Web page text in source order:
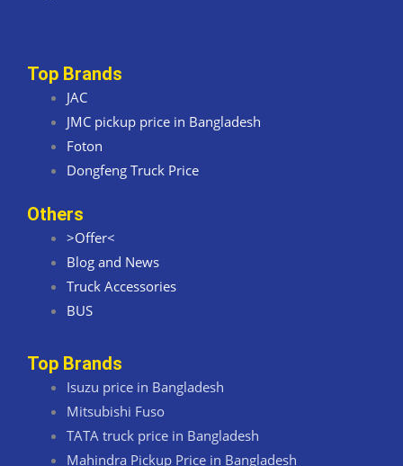
Top Brands
JAC
JMC pickup price in Bangladesh
Foton
Dongfeng Truck Price
Others
>Offer<
Blog and News
Truck Accessories
BUS
Top Brands
Isuzu price in Bangladesh
Mitsubishi Fuso
TATA truck price in Bangladesh
Mahindra Pickup Price in Bangladesh